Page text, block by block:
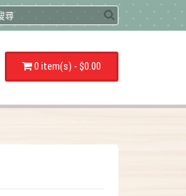
0 item(s) - $0.00